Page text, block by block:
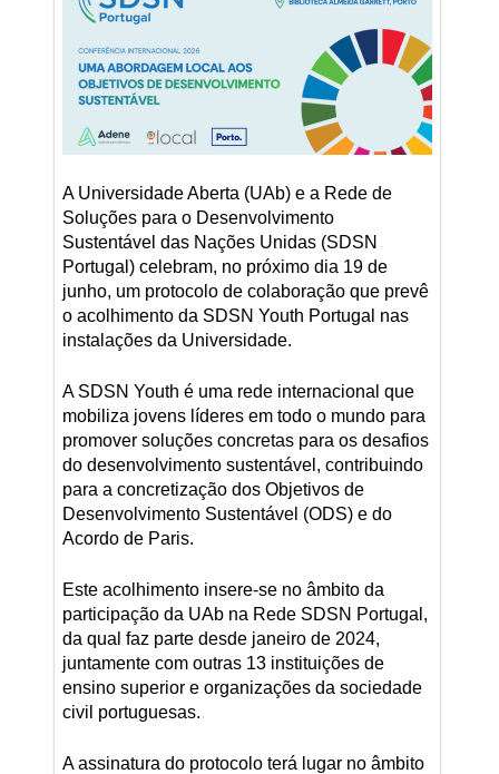
A Universidade Aberta (UAb) e a Rede de
Soluções para o Desenvolvimento
Sustentável das Nações Unidas (SDSN
Portugal) celebram, no próximo dia 19 de
junho, um protocolo de colaboração que prevê
o acolhimento da SDSN Youth Portugal nas
instalações da Universidade.
A SDSN Youth é uma rede internacional que
mobiliza jovens líderes em todo o mundo para
promover soluções concretas para os desafios
do desenvolvimento sustentável, contribuindo
para a concretização dos Objetivos de
Desenvolvimento Sustentável (ODS) e do
Acordo de Paris.
Este acolhimento insere-se no âmbito da
participação da UAb na Rede SDSN Portugal,
da qual faz parte desde janeiro de 2024,
juntamente com outras 13 instituições de
ensino superior e organizações da sociedade
civil portuguesas.
A assinatura do protocolo terá lugar no âmbito